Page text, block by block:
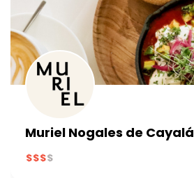
Muriel Nogales de Cayalá